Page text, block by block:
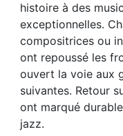
histoire à des
exceptionnelles.
compositrices ou
ont repoussé les
ouvert la voie aux
suivantes. Retour
ont marqué
jazz.